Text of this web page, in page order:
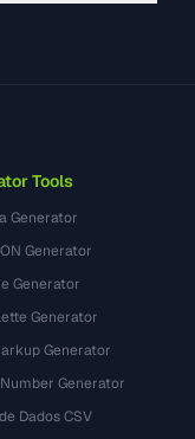
Tools
Generator
Generator
Generator
Generator
Generator
Generator
Dados CSV